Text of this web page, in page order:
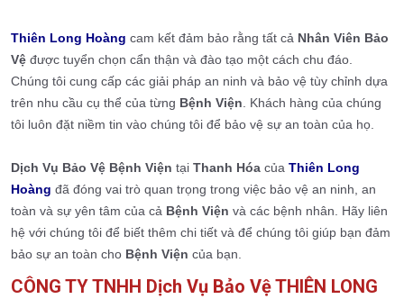
Thiên Long Hoàng cam kết đảm bảo rằng tất cả Nhân Viên Bảo
Vệ được tuyển chọn cẩn thận và đào tạo một cách chu đáo.
Chúng tôi cung cấp các giải pháp an ninh và bảo vệ tùy chỉnh dựa
trên nhu cầu cụ thể của từng Bệnh Viện. Khách hàng của chúng
tôi luôn đặt niềm tin vào chúng tôi để bảo vệ sự an toàn của họ.
Dịch Vụ Bảo Vệ Bệnh Viện tại Thanh Hóa của Thiên Long
Hoàng đã đóng vai trò quan trọng trong việc bảo vệ an ninh, an
toàn và sự yên tâm của cả Bệnh Viện và các bệnh nhân. Hãy liên
hệ với chúng tôi để biết thêm chi tiết và để chúng tôi giúp bạn đảm
bảo sự an toàn cho Bệnh Viện của bạn.
CÔNG TY TNHH Dịch Vụ Bảo Vệ THIÊN LONG